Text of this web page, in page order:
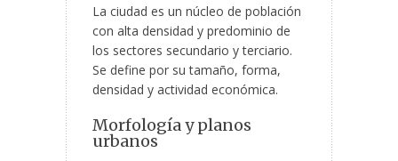
La ciudad es un núcleo de población
con alta densidad y predominio de
los sectores secundario y terciario.
Se define por su tamaño, forma,
densidad y actividad económica.
Morfología y planos
urbanos